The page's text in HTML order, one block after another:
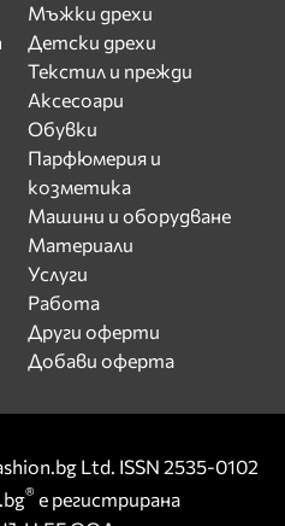
Мъжки дрехи
Детски дрехи
Текстил и прежди
Аксесоари
Обувки
Парфюмерия и
козметика
Машини и оборудване
Материали
Услуги
Работа
Други оферти
Добави оферта
Ltd. ISSN 2535-0102
® е регистрирана